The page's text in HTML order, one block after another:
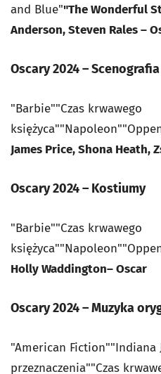
and Blue""The Wonderful
Anderson, Steven Rales –
Oscary 2024 – Scenografia
"Barbie""Czas krwawego
James Price, Shona Heath,
Oscary 2024 – Kostiumy
"Barbie""Czas krwawego
Holly Waddington– Oscar
Oscary 2024 – Muzyka
"American Fiction""Indiana
przeznaczenia""Czas